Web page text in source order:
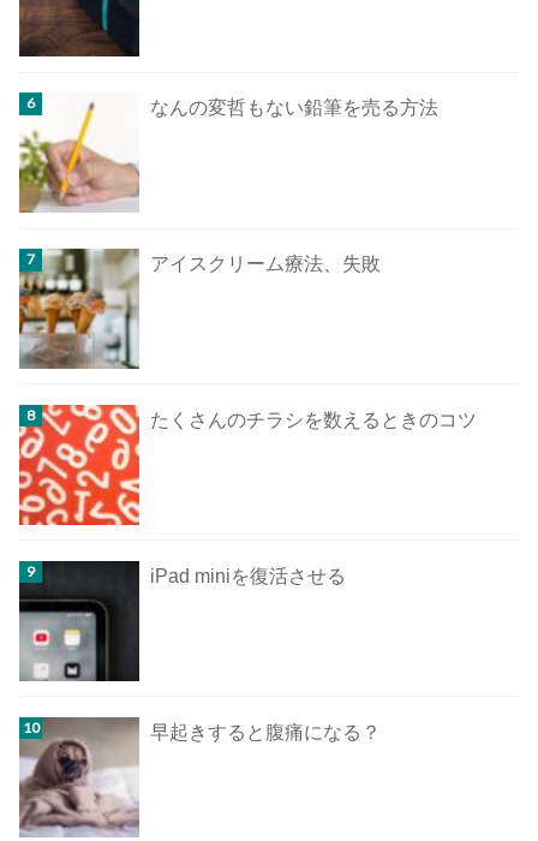
なんの変哲もない鉛筆を売る方法
アイスクリーム療法、失敗
たくさんのチラシを数えるときのコツ
iPad miniを復活させる
早起きすると腹痛になる？